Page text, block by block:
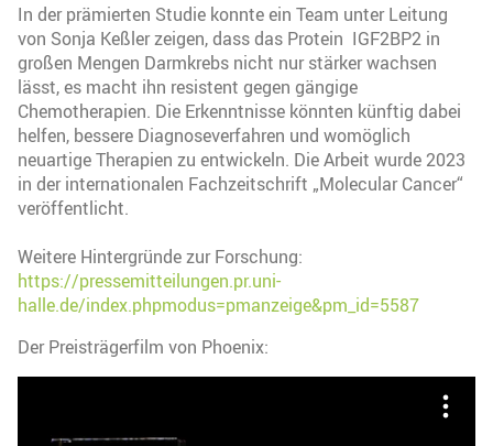
In der prämierten Studie konnte ein Team unter Leitung
von Sonja Keßler zeigen, dass das Protein IGF2BP2 in
großen Mengen Darmkrebs nicht nur stärker wachsen
lässt, es macht ihn resistent gegen gängige
Chemotherapien. Die Erkenntnisse könnten künftig dabei
helfen, bessere Diagnoseverfahren und womöglich
neuartige Therapien zu entwickeln. Die Arbeit wurde 2023
in der internationalen Fachzeitschrift „Molecular Cancer“
veröffentlicht.
Weitere Hintergründe zur Forschung:
https://pressemitteilungen.pr.uni-
halle.de/index.phpmodus=pmanzeige&pm_id=5587
Der Preisträgerfilm von Phoenix: